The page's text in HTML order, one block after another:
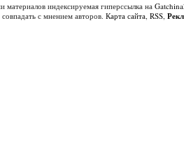
индексируемая гиперссылка на
с мнением авторов. Карта сайта, RSS,